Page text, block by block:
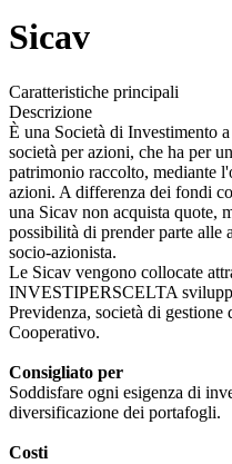
Sicav
Caratteristiche principali
Descrizione
È una Società di Investimento
società per azioni, che ha per
patrimonio raccolto, mediante
azioni. A differenza dei fondi
una Sicav non acquista quote,
possibilità di prender parte alle
socio-azionista.
Le Sicav vengono collocate
INVESTIPERSCELTA
Previdenza, società di
Cooperativo.
Consigliato per
Soddisfare ogni esigenza di
diversificazione dei portafogli.
Costi